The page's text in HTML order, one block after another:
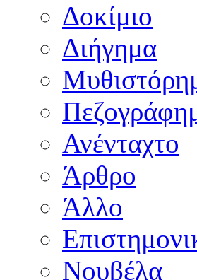
Δοκίμιο
Διήγημα
Ανένταχτο
Άρθρο
Άλλο
Νουβέλα